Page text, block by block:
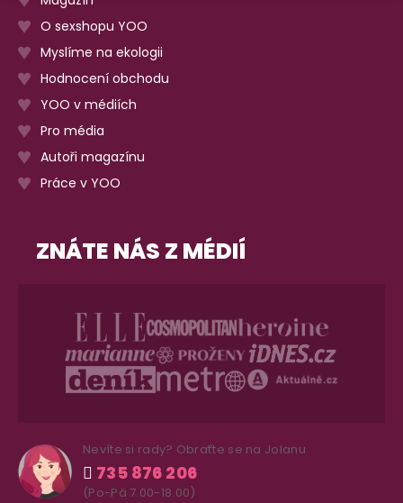
O sexshopu YOO
Myslíme na ekologii
Hodnocení obchodu
YOO v médiích
Pro média
Autoři magazínu
Práce v YOO
ZNÁTE NÁS Z MÉDIÍ
Nevíte si rady? Obraťte se na Jolanu
735 876 206
(Po-Pá 7.00-18.00)